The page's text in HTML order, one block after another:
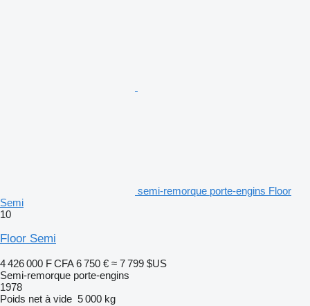
semi-remorque porte-engins Floor
Semi
10
Floor Semi
4 426 000 F CFA 6 750 € ≈ 7 799 $US
Semi-remorque porte-engins
1978
Poids net à vide 5 000 kg